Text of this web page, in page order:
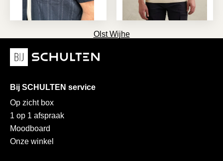
Olst Wijhe
Bij SCHULTEN service
Op zicht box
1 op 1 afspraak
Moodboard
Onze winkel